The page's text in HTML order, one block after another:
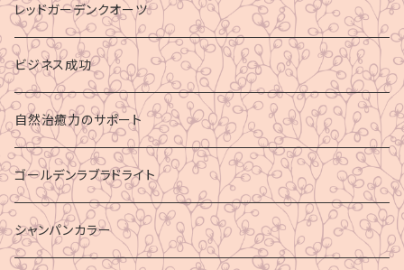
レッドガーデンクオーツ
ビジネス成功
自然治癒力のサポート
ゴールデンラブラドライト
シャンパンカラー